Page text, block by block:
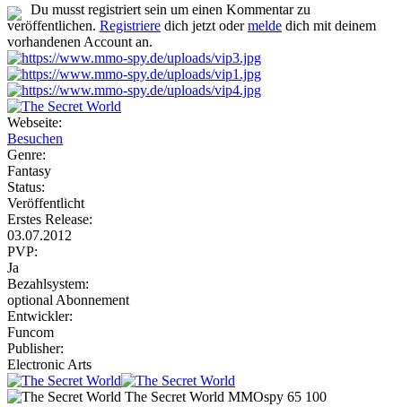
Du musst registriert sein um einen Kommentar zu
veröffentlichen. Registriere dich jetzt odermelde dich mit deinem
vorhandenen Account an.
Webseite:
Besuchen
Genre:
Fantasy
Status:
Veröffentlicht
Erstes Release:
03.07.2012
PVP:
Ja
Bezahlsystem:
optional Abonnement
Entwickler:
Funcom
Publisher:
Electronic Arts
The Secret World MMOspy 65 100